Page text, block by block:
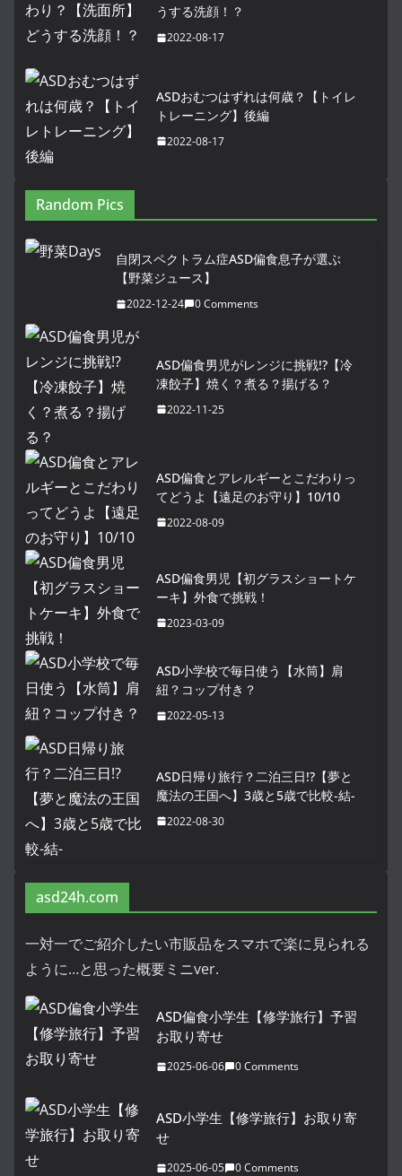
うする洗顔！？
2022-08-17
ASDおむつはずれは何歳？【トイレ
トレーニング】後編
2022-08-17
Random Pics
自閉スペクトラム症ASD偏食息子が選ぶ
【野菜ジュース】
2022-12-24 0 Comments
ASD偏食男児がレンジに挑戦!?【冷
凍餃子】焼く？煮る？揚げる？
2022-11-25
ASD偏食とアレルギーとこだわりっ
てどうよ【遠足のお守り】10/10
2022-08-09
ASD偏食男児【初グラスショートケ
ーキ】外食で挑戦！
2023-03-09
ASD小学校で毎日使う【水筒】肩
紐？コップ付き？
2022-05-13
ASD日帰り旅行？二泊三日!?【夢と
魔法の王国へ】3歳と5歳で比較-結-
2022-08-30
asd24h.com
一対一でご紹介したい市販品をスマホで楽に見られる
ように…と思った概要ミニver.
ASD偏食小学生【修学旅行】予習
お取り寄せ
2025-06-06 0 Comments
ASD小学生【修学旅行】お取り寄
せ
2025-06-05 0 Comments